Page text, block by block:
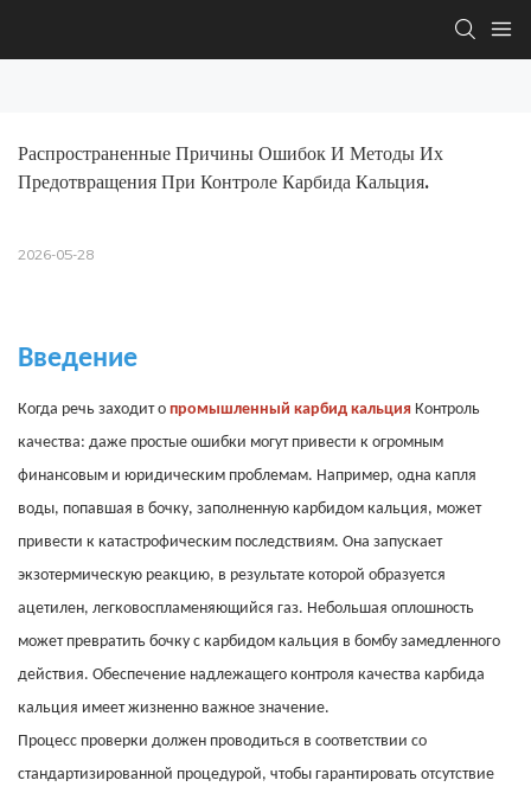
Распространенные Причины Ошибок И Методы Их
Предотвращения При Контроле Карбида Кальция.
2026-05-28
Введение
Когда речь заходит о промышленный карбид кальция Контроль
качества: даже простые ошибки могут привести к огромным
финансовым и юридическим проблемам. Например, одна капля
воды, попавшая в бочку, заполненную карбидом кальция, может
привести к катастрофическим последствиям. Она запускает
экзотермическую реакцию, в результате которой образуется
ацетилен, легковоспламеняющийся газ. Небольшая оплошность
может превратить бочку с карбидом кальция в бомбу замедленного
действия. Обеспечение надлежащего контроля качества карбида
кальция имеет жизненно важное значение.
Процесс проверки должен проводиться в соответствии со
стандартизированной процедурой, чтобы гарантировать отсутствие